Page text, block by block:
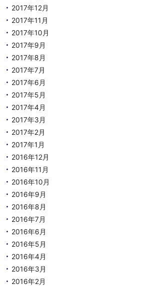
2017年12月
2017年11月
2017年10月
2017年9月
2017年8月
2017年7月
2017年6月
2017年5月
2017年4月
2017年3月
2017年2月
2017年1月
2016年12月
2016年11月
2016年10月
2016年9月
2016年8月
2016年7月
2016年6月
2016年5月
2016年4月
2016年3月
2016年2月